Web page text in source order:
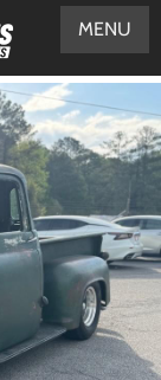
MENU